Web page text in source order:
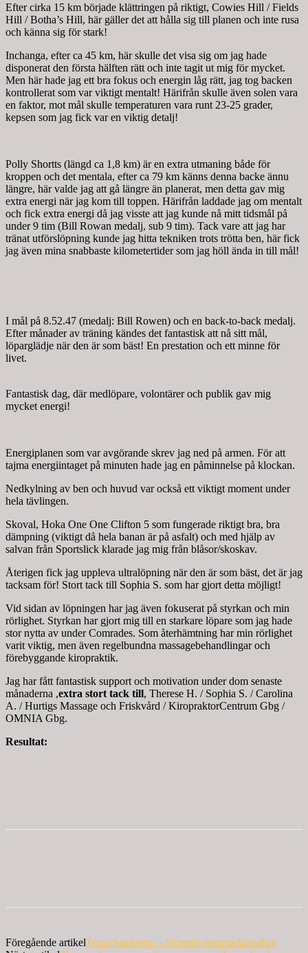
Efter cirka 15 km började klättringen på riktigt, Cowies Hill / Fields
Hill / Botha’s Hill, här gäller det att hålla sig till planen och inte rusa
och känna sig för stark!
Inchanga, efter ca 45 km, här skulle det visa sig om jag hade
disponerat den första hälften rätt och inte tagit ut mig för mycket.
Men här hade jag ett bra fokus och energin låg rätt, jag tog backen
kontrollerat som var viktigt mentalt! Härifrån skulle även solen vara
en faktor, mot mål skulle temperaturen vara runt 23-25 grader,
kepsen som jag fick var en viktig detalj!
Polly Shortts (längd ca 1,8 km) är en extra utmaning både för
kroppen och det mentala, efter ca 79 km känns denna backe ännu
längre, här valde jag att gå längre än planerat, men detta gav mig
extra energi när jag kom till toppen. Härifrån laddade jag om mentalt
och fick extra energi då jag visste att jag kunde nå mitt tidsmål på
under 9 tim (Bill Rowan medalj, sub 9 tim). Tack vare att jag har
tränat utförslöpning kunde jag hitta tekniken trots trötta ben, här fick
jag även mina snabbaste kilometertider som jag höll ända in till mål!
I mål på 8.52.47 (medalj: Bill Rowen) och en back-to-back medalj.
Efter månader av träning kändes det fantastisk att nå sitt mål,
löparglädje när den är som bäst! En prestation och ett minne för
livet.
Fantastisk dag, där medlöpare, volontärer och publik gav mig
mycket energi!
Energiplanen som var avgörande skrev jag ned på armen. För att
tajma energiintaget på minuten hade jag en påminnelse på klockan.
Nedkylning av ben och huvud var också ett viktigt moment under
hela tävlingen.
Skoval, Hoka One One Clifton 5 som fungerade riktigt bra, bra
dämpning (viktigt då hela banan är på asfalt) och med hjälp av
salvan från Sportslick klarade jag mig från blåsor/skoskav.
Återigen fick jag uppleva ultralöpning när den är som bäst, det är jag
tacksam för! Stort tack till Sophia S. som har gjort detta möjligt!
Vid sidan av löpningen har jag även fokuserat på styrkan och min
rörlighet. Styrkan har gjort mig till en starkare löpare som jag hade
stor nytta av under Comrades. Som återhämtning har min rörlighet
varit viktig, men även regelbundna massagebehandlingar och
förebyggande kiropraktik.
Jag har fått fantastisk support och motivation under dom senaste
månaderna ,extra stort tack till, Therese H. / Sophia S. / Carolina
A. / Hurtigs Massage och Friskvård / KiropraktorCentrum Gbg /
OMNIA Gbg.
Resultat:
Föregående artikelTrosa Stadslopp – löpande sommarklassiker